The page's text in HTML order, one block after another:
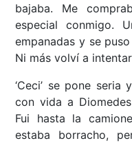
bajaba. Me
especial conmigo.
empanadas y se
Ni más volví a
‘Ceci’ se pone
con vida a
Fui hasta la
estaba borracho,